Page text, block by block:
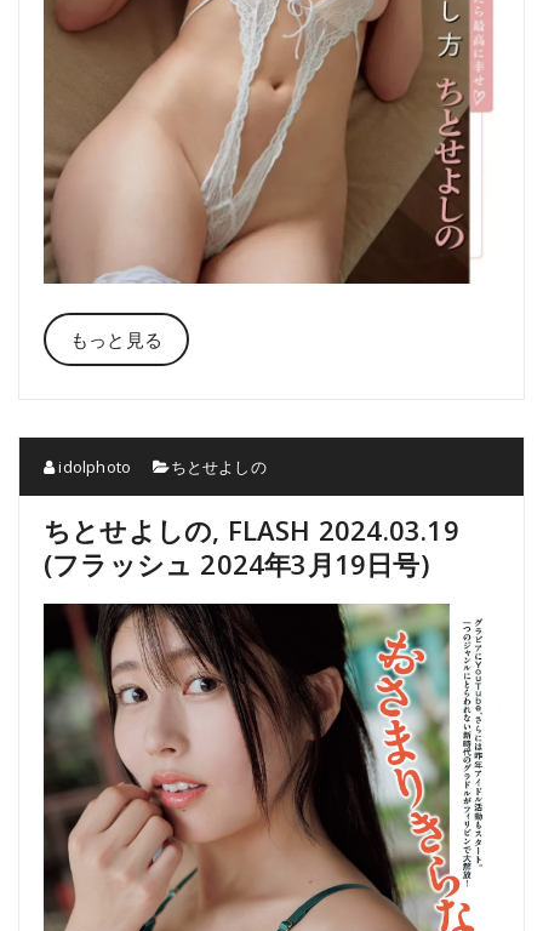
もっと見る
idolphoto ちとせよしの
ちとせよしの, FLASH 2024.03.19
(フラッシュ 2024年3月19日号)